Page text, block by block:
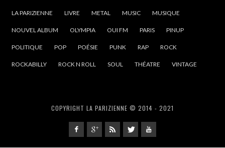
LA PARIZIENNE LIVRE METAL MUSIC MUSIQUE
NOUVEL ALBUM OLYMPIA OUI FM PARIS PINUP
POLITIQUE POP POÉSIE PUNK RAP ROCK
ROCKABILLY ROCK N ROLL SOUL THÉATRE VINTAGE
COPYRIGHT LA PARIZIENNE © 2014 - 2021